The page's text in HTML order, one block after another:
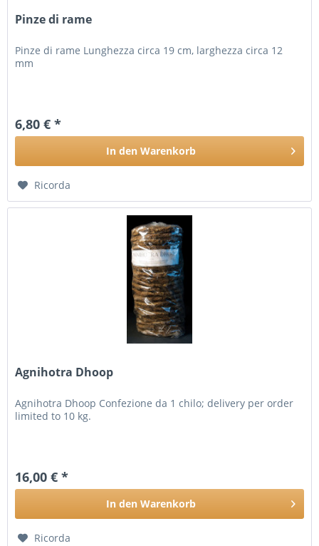
Pinze di rame
Pinze di rame Lunghezza circa 19 cm, larghezza circa 12
mm
6,80 € *
In den Warenkorb
Ricorda
Agnihotra Dhoop
Agnihotra Dhoop Confezione da 1 chilo; delivery per order
limited to 10 kg.
16,00 € *
In den Warenkorb
Ricorda